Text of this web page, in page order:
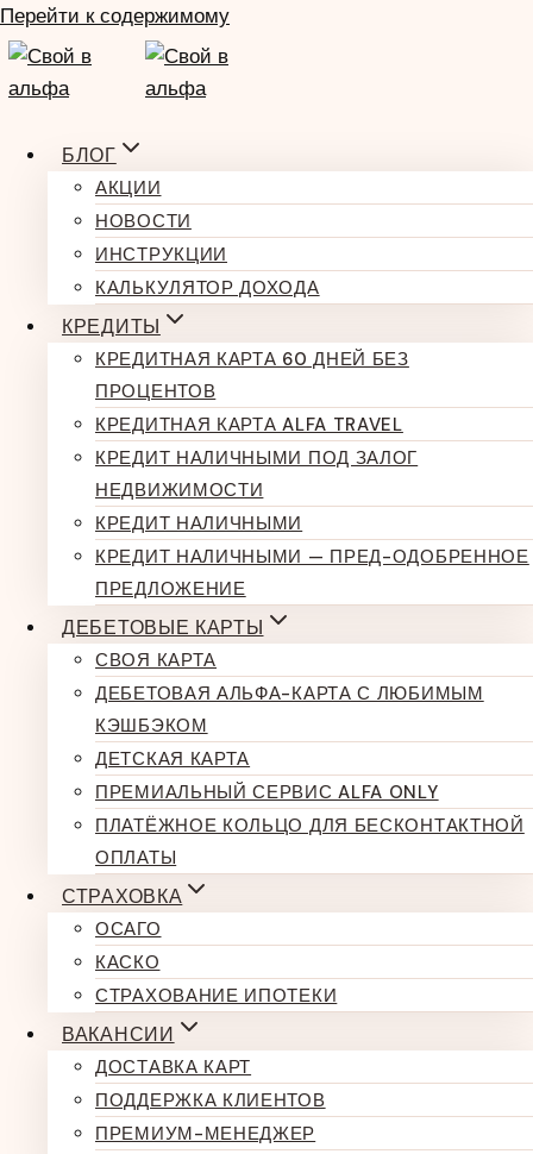
Перейти к содержимому
БЛОГ
АКЦИИ
НОВОСТИ
ИНСТРУКЦИИ
КАЛЬКУЛЯТОР ДОХОДА
КРЕДИТЫ
КРЕДИТНАЯ КАРТА 60 ДНЕЙ БЕЗ
ПРОЦЕНТОВ
КРЕДИТНАЯ КАРТА ALFA TRAVEL
КРЕДИТ НАЛИЧНЫМИ ПОД ЗАЛОГ
НЕДВИЖИМОСТИ
КРЕДИТ НАЛИЧНЫМИ
КРЕДИТ НАЛИЧНЫМИ — ПРЕД-ОДОБРЕННОЕ
ПРЕДЛОЖЕНИЕ
ДЕБЕТОВЫЕ КАРТЫ
СВОЯ КАРТА
ДЕБЕТОВАЯ АЛЬФА-КАРТА С ЛЮБИМЫМ
КЭШБЭКОМ
ДЕТСКАЯ КАРТА
ПРЕМИАЛЬНЫЙ СЕРВИС ALFA ONLY
ПЛАТЁЖНОЕ КОЛЬЦО ДЛЯ БЕСКОНТАКТНОЙ
ОПЛАТЫ
СТРАХОВКА
ОСАГО
КАСКО
СТРАХОВАНИЕ ИПОТЕКИ
ВАКАНСИИ
ДОСТАВКА КАРТ
ПОДДЕРЖКА КЛИЕНТОВ
ПРЕМИУМ-МЕНЕДЖЕР